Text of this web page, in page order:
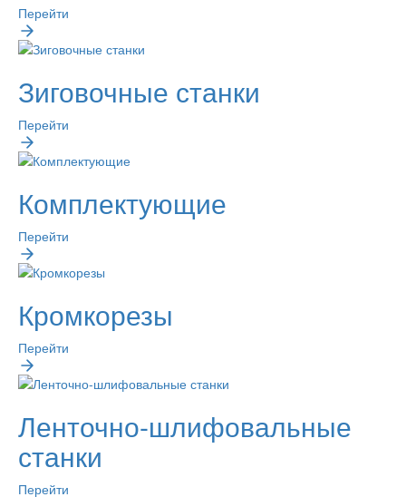
Перейти
Зиговочные станки
Перейти
Комплектующие
Перейти
Кромкорезы
Перейти
Ленточно-шлифовальные
станки
Перейти